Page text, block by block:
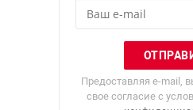
Предоставляя e-mail,
свое согласие с